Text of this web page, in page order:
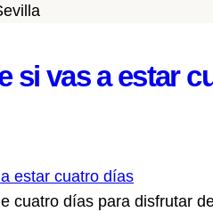
si vas a estar
cuatro días para disfrutar